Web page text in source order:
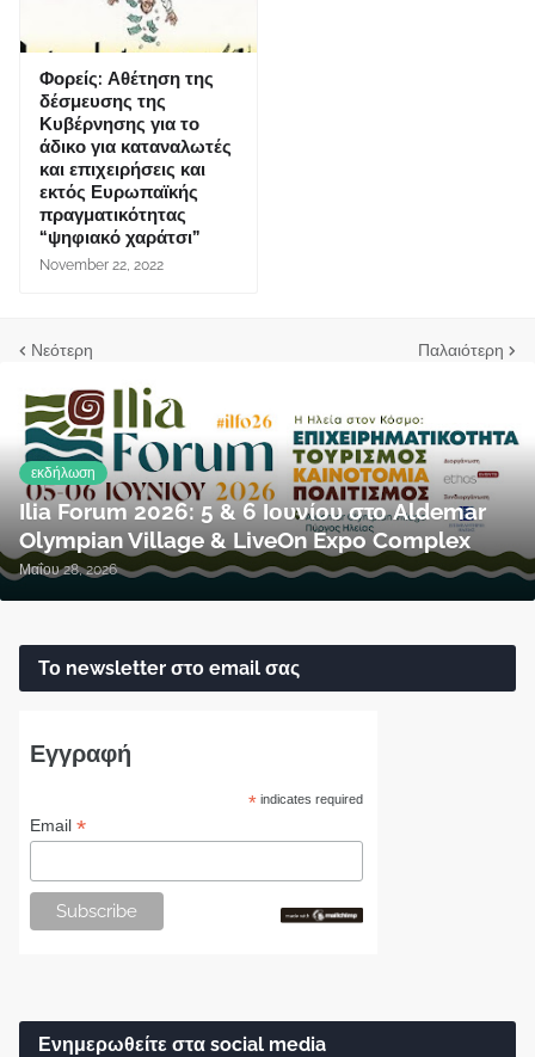
Φορείς: Αθέτηση της
δέσμευσης της
Κυβέρνησης για το
άδικο για καταναλωτές
και επιχειρήσεις και
εκτός Ευρωπαϊκής
πραγματικότητας
“ψηφιακό χαράτσι”
November 22, 2022
Νεότερη Παλαιότερη
εκδήλωση
Ilia Forum 2026: 5 & 6 Ιουνίου στο Aldemar
Olympian Village & LiveOn Expo Complex
Μαΐου 28, 2026
Το newsletter στο email σας
Εγγραφή
* indicates required
Email *
Ενημερωθείτε στα social media